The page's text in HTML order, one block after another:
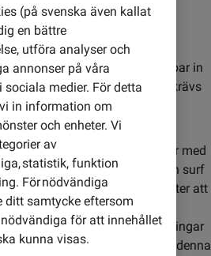
surf automatiskt när du stoppar in
ett eSIM) i din mobil, men det krävs
eller kontantkort.
automatiskt?
du skicka ett tomt SMS (eller med
inställningarna för MMS och surf
behöva starta om din mobil efter att
du behöva lägga in inställningar
du hittar guider längre ner på denna
(på svenska även kallat
en bättre
utföra analyser och
annonser på våra
medier. För detta
in information om
och enheter. Vi
av
statistik, funktion
För nödvändiga
ditt samtycke eftersom
för att innehållet
kunna visas.